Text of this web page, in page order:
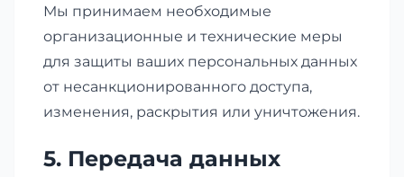
Мы принимаем необходимые
организационные и технические меры
для защиты ваших персональных данных
от несанкционированного доступа,
изменения, раскрытия или уничтожения.
5. Передача данных